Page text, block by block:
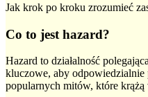
Jak krok po kroku zrozumieć
Co to jest hazard?
Hazard to działalność
kluczowe, aby odpowiedzialnie
popularnych mitów, które krążą